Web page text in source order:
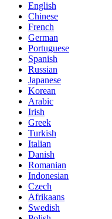
English
Chinese
French
German
Portuguese
Spanish
Russian
Japanese
Korean
Arabic
Irish
Greek
Turkish
Italian
Danish
Romanian
Indonesian
Czech
Afrikaans
Swedish